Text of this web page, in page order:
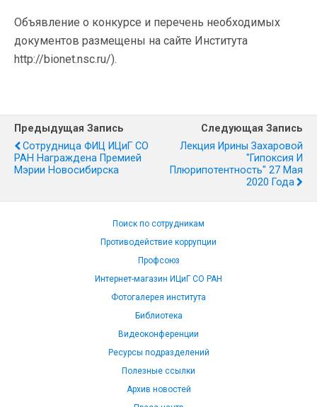
Объявление о конкурсе и перечень необходимых
документов размещены на сайте Института
http://bionet.nsc.ru/).
Предыдущая Запись
Сотрудница ФИЦ ИЦиГ СО
РАН Награждена Премией
Мэрии Новосибирска
Следующая Запись
Лекция Ирины Захаровой
"Гипоксия И
Плюрипотентность" 27 Мая
2020 Года
Поиск по сотрудникам
Противодействие коррупции
Профсоюз
Интернет-магазин ИЦиГ СО РАН
Фотогалерея института
Библиотека
Видеоконференции
Ресурсы подразделений
Полезные ссылки
Архив новостей